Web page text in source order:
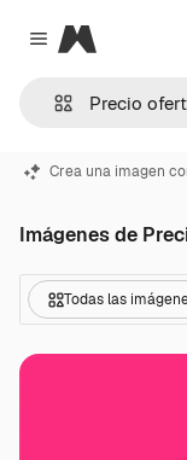
Close menu
Magnific
Crea una imagen
Imágenes de
Todas las